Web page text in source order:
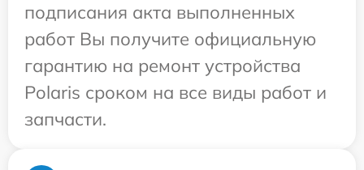
подписания акта выполненных
работ Вы получите официальную
гарантию на ремонт устройства
Polaris сроком на все виды работ и
запчасти.